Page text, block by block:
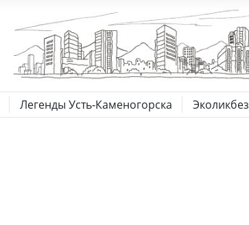
Легенды Усть-Каменогорска Эколикбез